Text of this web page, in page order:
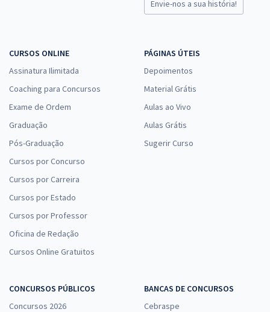
Envie-nos a sua história!
CURSOS ONLINE
Assinatura Ilimitada
Coaching para Concursos
Exame de Ordem
Graduação
Pós-Graduação
Cursos por Concurso
Cursos por Carreira
Cursos por Estado
Cursos por Professor
Oficina de Redação
Cursos Online Gratuitos
PÁGINAS ÚTEIS
Depoimentos
Material Grátis
Aulas ao Vivo
Aulas Grátis
Sugerir Curso
CONCURSOS PÚBLICOS
Concursos 2026
BANCAS DE CONCURSOS
Cebraspe